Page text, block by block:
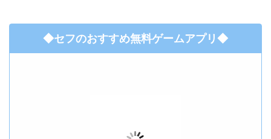
◆セフのおすすめ無料ゲームアプリ◆